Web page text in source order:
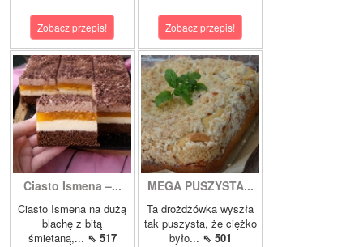
Zobacz przepis! Zobacz przepis!
Ciasto Ismena –...
Ciasto Ismena na dużą
blachę z bitą
śmietaną,... ⇖ 517
MEGA PUSZYSTA...
Ta drożdżówka wyszła
tak puszysta, że ciężko
było... ⇖ 501